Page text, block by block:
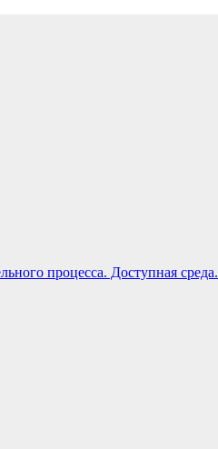
процесса. Доступная среда.